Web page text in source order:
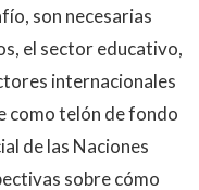
son necesarias
el sector educativo,
internacionales
como telón de fondo
de las Naciones
sobre cómo